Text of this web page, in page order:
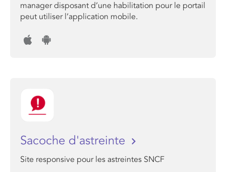
manager disposant d’une habilitation pour le portail
peut utiliser l’application mobile.
Sacoche d'astreinte
Site responsive pour les astreintes SNCF